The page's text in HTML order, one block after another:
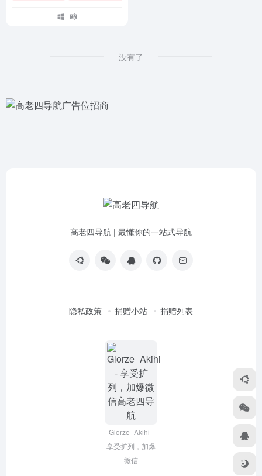
没有了
高老四导航 | 最懂你的一站式导航
隐私政策 捐赠小站 捐赠列表
Glorze_Akihi -
享受扩列，加爆
微信